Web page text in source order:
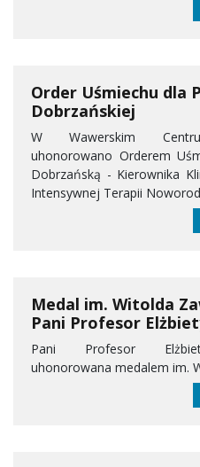
Order Uśmiechu dla
Dobrzańskiej
W Wawerskim
uhonorowano Orderem
Dobrzańską - Kierownika
Intensywnej Terapii
Medal im. Witolda
Pani Profesor
Pani Profesor
uhonorowana medalem im.